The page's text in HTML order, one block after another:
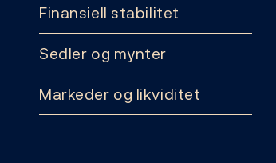
Finansiell stabilitet
Sedler og mynter
Markeder og likviditet